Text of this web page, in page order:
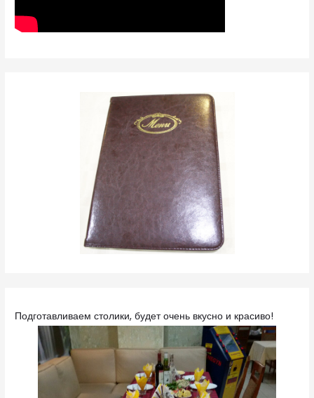
Подготавливаем столики, будет очень вкусно и красиво!